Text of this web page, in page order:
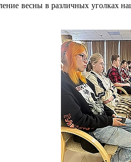
весны в различных уголках